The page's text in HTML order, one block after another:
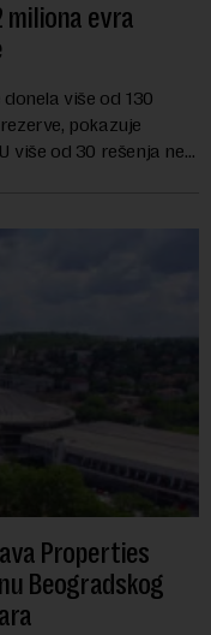
miliona evra
više od 130
pokazuje
više od 30 rešenja ne
Properties
Beogradskog